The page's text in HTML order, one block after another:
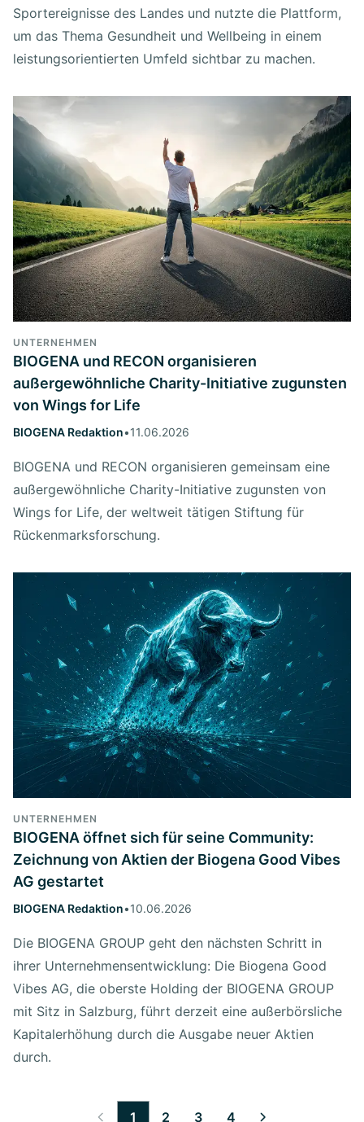
Sportereignisse des Landes und nutzte die Plattform,
um das Thema Gesundheit und Wellbeing in einem
leistungsorientierten Umfeld sichtbar zu machen.
UNTERNEHMEN
BIOGENA und RECON organisieren
außergewöhnliche Charity-Initiative zugunsten
von Wings for Life
BIOGENA Redaktion•11.06.2026
BIOGENA und RECON organisieren gemeinsam eine
außergewöhnliche Charity-Initiative zugunsten von
Wings for Life, der weltweit tätigen Stiftung für
Rückenmarksforschung.
UNTERNEHMEN
BIOGENA öffnet sich für seine Community:
Zeichnung von Aktien der Biogena Good Vibes
AG gestartet
BIOGENA Redaktion•10.06.2026
Die BIOGENA GROUP geht den nächsten Schritt in
ihrer Unternehmensentwicklung: Die Biogena Good
Vibes AG, die oberste Holding der BIOGENA GROUP
mit Sitz in Salzburg, führt derzeit eine außerbörsliche
Kapitalerhöhung durch die Ausgabe neuer Aktien
durch.
1 2 3 4